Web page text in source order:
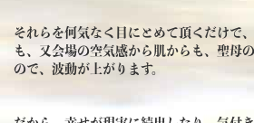
それらを何気なく目にとめて頂くだけで
も、又会場の空気感から肌からも、聖母
ので、波動が上がります。